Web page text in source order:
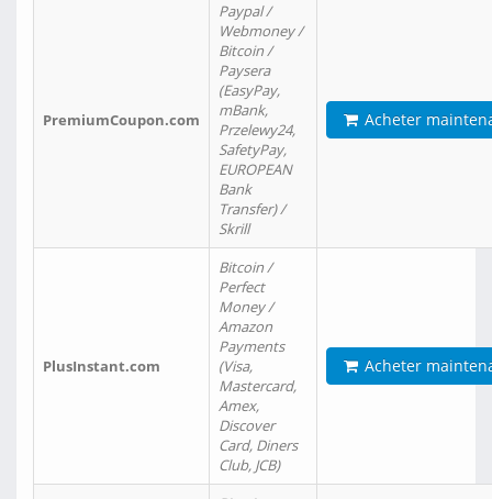
PremiumCoupon.com
Paypal /
Webmoney /
Bitcoin /
Paysera
(EasyPay,
mBank,
Przelewy24,
SafetyPay,
EUROPEAN
Bank
Transfer) /
Skrill
Acheter
PlusInstant.com
Bitcoin /
Perfect
Money /
Amazon
Payments
(Visa,
Mastercard,
Amex,
Discover
Card, Diners
Club, JCB)
Acheter